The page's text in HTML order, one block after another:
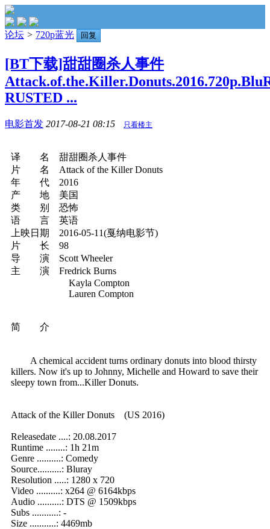
论坛 > 720p蓝光 回复
[BT下载]甜甜圈杀人事件
RUSTED ...
电影首发 2017-08-21 08:15 只看楼主
译 名 甜甜圈杀人事件
片 名 Attack of the Killer Donuts
年 代 2016
产 地 美国
类 别 恐怖
语 言 英语
上映日期 2016-05-11(戛纳电影节)
片 长 98
导 演 Scott Wheeler
主 演 Fredrick Burns
Kayla Compton
Lauren Compton
简 介
A chemical accident turns ordinary donuts into blood thirsty
killers. Now it's up to Johnny, Michelle and Howard to save their
sleepy town from...Killer Donuts.
‍Attack of the Killer Donuts (US 2016)
Releasedate ....: 20.08.2017
Runtime ........: 1h 21m
Genre ..........: Comedy
Source..........: Bluray
Resolution .....: 1280 x 720
Video ..........: x264 @ 6164kbps
Audio ..........: DTS @ 1509kbps
Subs ...........: -
Size ...........: 4469mb